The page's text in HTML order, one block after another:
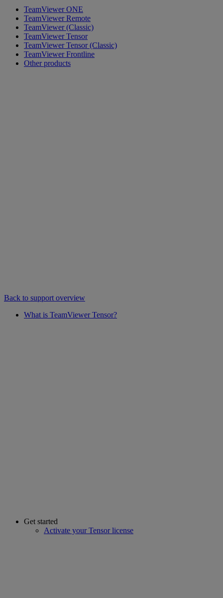
TeamViewer ONE
TeamViewer Remote
TeamViewer (Classic)
TeamViewer Tensor
TeamViewer Tensor (Classic)
TeamViewer Frontline
Other products
Back to support overview
What is TeamViewer Tensor?
Get started
Activate your Tensor license